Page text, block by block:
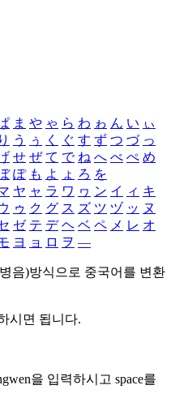
ま や ゃ ら わ ゎ ん い ぃ
り う ぅ く ぐ す ず つ づ っ
せ ぜ て で ね へ べ ぺ め
ぽ も よ ょ ろ を
ヤ ャ ラ ワ ヮ ン イ ィ キ
ゥ ク グ ス ズ ツ ヅ ッ ヌ
ゼ テ デ ヘ ベ ペ メ レ オ
ヨ ョ ロ ヲ ―
음)방식으로 중국어를 변환
시면 됩니다.
을 입력하시고 space를